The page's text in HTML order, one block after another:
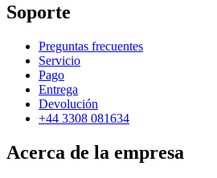
Soporte
Preguntas frecuentes
Servicio
Pago
Entrega
Devolución
+44 3308 081634
Acerca de la empresa